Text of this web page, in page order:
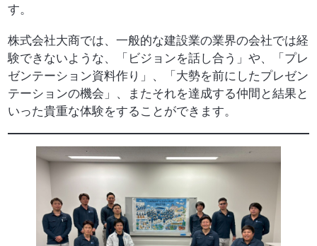
す。
株式会社大商では、一般的な建設業の業界の会社では経
験できないような、「ビジョンを話し合う」や、「プレ
ゼンテーション資料作り」、「大勢を前にしたプレゼン
テーションの機会」、またそれを達成する仲間と結果と
いった貴重な体験をすることができます。